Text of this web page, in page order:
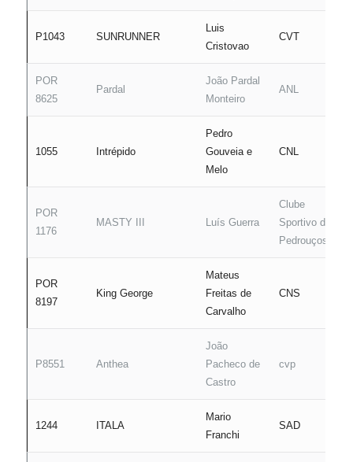
P1043 SUNRUNNER
Luis
Cristovao
CVT
POR
8625
Pardal
João Pardal
Monteiro
ANL
1055 Intrépido
Pedro
Gouveia e
Melo
CNL
POR
1176
MASTY III Luís Guerra
Clube
Sportivo de
Pedrouços
POR
8197
King George
Mateus
Freitas de
Carvalho
CNS
P8551 Anthea
João
Pacheco de
Castro
cvp
1244 ITALA
Mario
Franchi
SAD